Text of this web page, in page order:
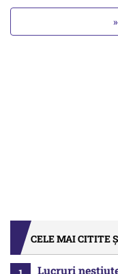
CELE MAI CITITE
Lucruri